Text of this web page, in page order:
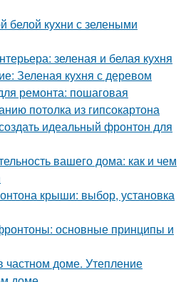
белой кухни с зелеными
зеленая и белая кухня
Зеленая кухня с деревом
ремонта: пошаговая
потолка из гипсокартона
идеальный фронтон для
вашего дома: как и чем
крыши: выбор, установка
основные принципы и
частном доме. Утепление